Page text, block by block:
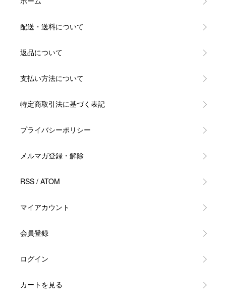
配送・送料について
返品について
支払い方法について
特定商取引法に基づく表記
プライバシーポリシー
メルマガ登録・解除
RSS / ATOM
マイアカウント
会員登録
ログイン
カートを見る